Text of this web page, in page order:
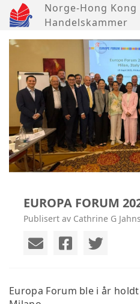
Norge-Hong Kong
Handelskammer
EUROPA FORUM
Publisert av Cathrine G
Europa Forum ble i år